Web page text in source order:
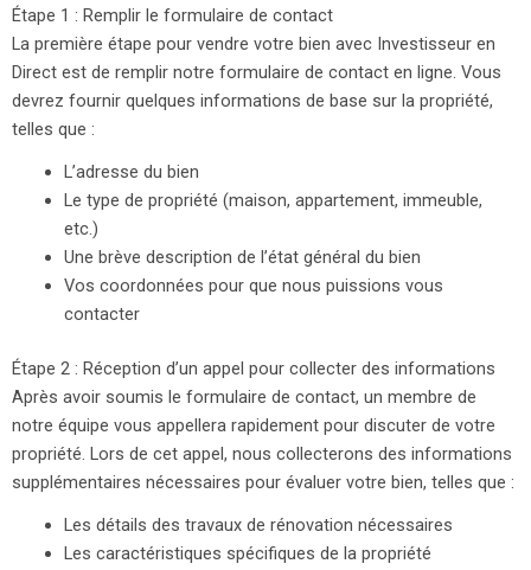
Étape 1 : Remplir le formulaire de contact
La première étape pour vendre votre bien avec Investisseur en
Direct est de remplir notre formulaire de contact en ligne. Vous
devrez fournir quelques informations de base sur la propriété,
telles que :
L’adresse du bien
Le type de propriété (maison, appartement, immeuble,
etc.)
Une brève description de l’état général du bien
Vos coordonnées pour que nous puissions vous
contacter
Étape 2 : Réception d’un appel pour collecter des informations
Après avoir soumis le formulaire de contact, un membre de
notre équipe vous appellera rapidement pour discuter de votre
propriété. Lors de cet appel, nous collecterons des informations
supplémentaires nécessaires pour évaluer votre bien, telles que :
Les détails des travaux de rénovation nécessaires
Les caractéristiques spécifiques de la propriété